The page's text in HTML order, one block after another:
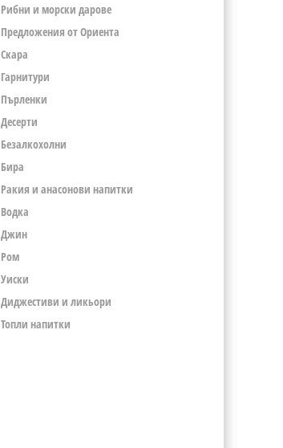
Рибни и морски дарове
Предложения от Ориента
Скара
Гарнитури
Пърленки
Десерти
Безалкохолни
Бира
Ракия и анасонови напитки
Водка
Джин
Ром
Уиски
Диджестиви и ликьори
Топли напитки